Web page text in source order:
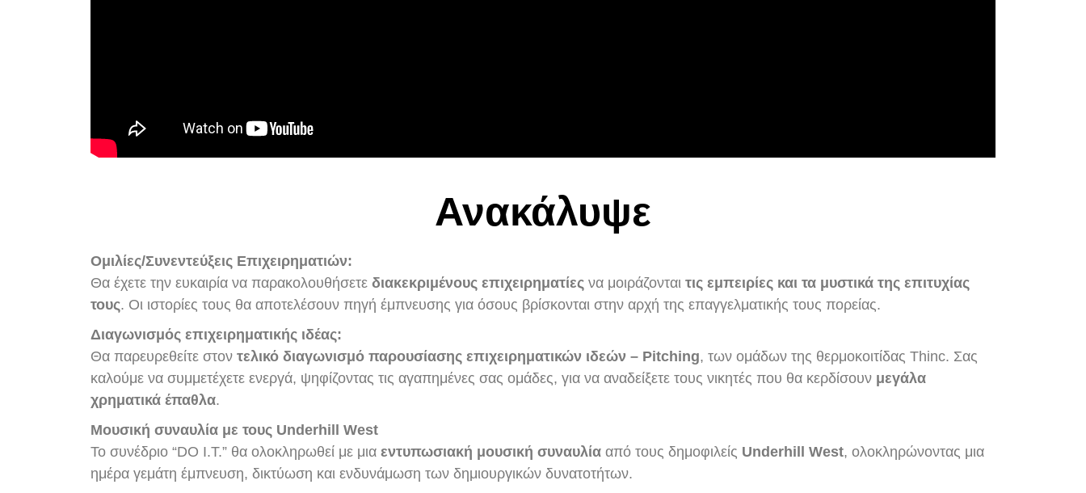
Ανακάλυψε
Ομιλίες/Συνεντεύξεις Επιχειρηματιών:
Θα έχετε την ευκαιρία να παρακολουθήσετε διακεκριμένους επιχειρηματίες να μοιράζονται τις εμπειρίες και τα μυστικά της επιτυχίας
τους. Οι ιστορίες τους θα αποτελέσουν πηγή έμπνευσης για όσους βρίσκονται στην αρχή της επαγγελματικής τους πορείας.
Διαγωνισμός επιχειρηματικής ιδέας:
Θα παρευρεθείτε στον τελικό διαγωνισμό παρουσίασης επιχειρηματικών ιδεών – Pitching, των ομάδων της θερμοκοιτίδας Thinc. Σας
καλούμε να συμμετέχετε ενεργά, ψηφίζοντας τις αγαπημένες σας ομάδες, για να αναδείξετε τους νικητές που θα κερδίσουν μεγάλα
χρηματικά έπαθλα.
Μουσική συναυλία με τους Underhill West
Το συνέδριο “DO I.T.” θα ολοκληρωθεί με μια εντυπωσιακή μουσική συναυλία από τους δημοφιλείς Underhill West, ολοκληρώνοντας μια
ημέρα γεμάτη έμπνευση, δικτύωση και ενδυνάμωση των δημιουργικών δυνατοτήτων.